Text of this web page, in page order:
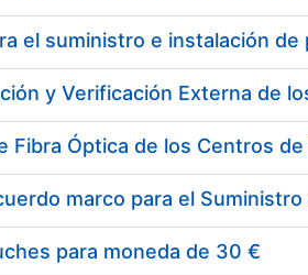
el suministro e instalación
para moneda de 30 €